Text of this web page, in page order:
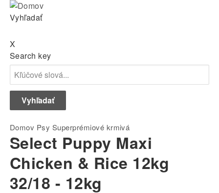
Skip
navigation
Vyhľadať
X
Search key
Breadcrumb
Domov Psy Superprémiové krmivá
Select Puppy Maxi
Chicken & Rice 12kg
32/18 - 12kg